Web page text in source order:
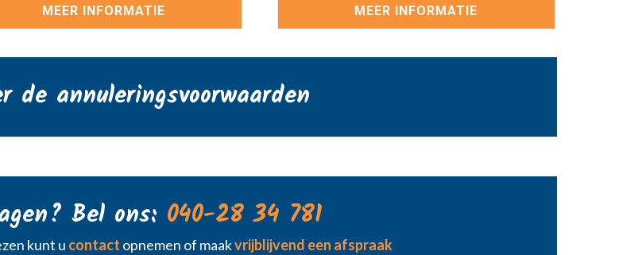
MEER INFORMATIE MEER INFORMATIE
de annuleringsvoorwaarden
Bel ons: 040-28 34 781
kunt u contact opnemen of maakvrijblijvend een afspraak